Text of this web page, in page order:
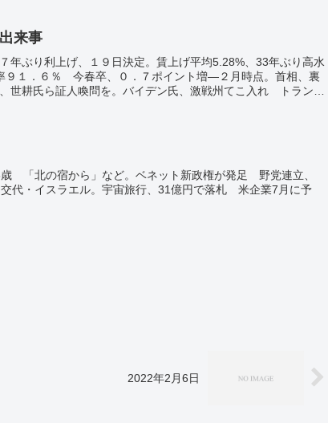
来事
年ぶり利上げ、１９日決定。賃上げ平均5.28%、33年ぶり高水
１．６％ 今春卒、０．７ポイント増―２月時点。首相、裏
世耕氏ら証人喚問を。バイデン氏、激戦州てこ入れ トランプ
微笑み2ショット 球団公式Xに写真。福島県で震度5弱の地
「北の宿から」など。ベネット新政権が発足 野党連立、
代・イスラエル。宇宙旅行、31億円で落札 米企業7月に予
2022年2月6日